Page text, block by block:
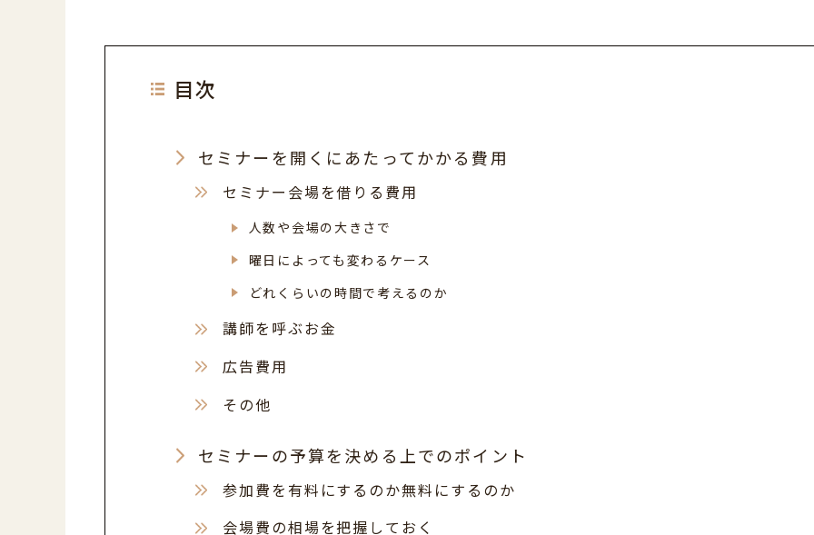
目次
セミナーを開くにあたってかかる費用
セミナー会場を借りる費用
人数や会場の大きさで
曜日によっても変わるケース
どれくらいの時間で考えるのか
講師を呼ぶお金
広告費用
その他
セミナーの予算を決める上でのポイント
参加費を有料にするのか無料にするのか
会場費の相場を把握しておく